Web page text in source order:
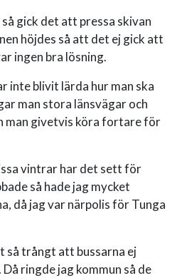
gick det att pressa skivan
höjdes så att det ej gick att
ingen bra lösning.
inte blivit lärda hur man ska
man stora länsvägar och
man givetvis köra fortare för
vintrar har det sett för
så hade jag mycket
då jag var närpolis för Tunga
så trångt att bussarna ej
ringde jag kommun så de